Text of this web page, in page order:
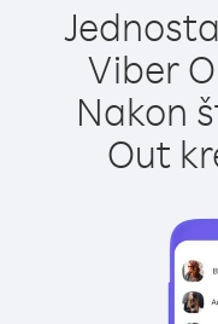
Viber
Nakon
Out